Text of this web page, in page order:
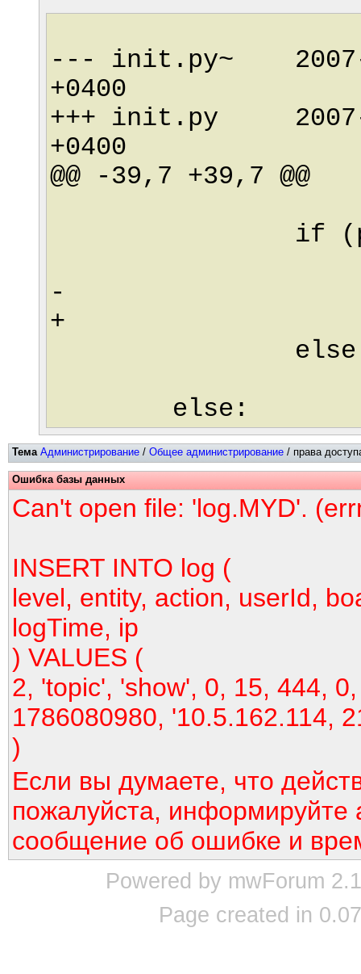
--- init.py~ 2007-
+0400
+++ init.py 2007-
+0400
@@ -39,7 +39,7 @@
if (pid
-
+
else:
Тема Администрирование / Общее администрирование / права
Ошибка базы данных
Can't open file: 'log.MYD'.
INSERT INTO log (
level, entity, action, userId,
logTime, ip
) VALUES (
2, 'topic', 'show', 0, 15, 444,
1786080980, '10.5.162.114,
)
Если вы думаете, что
пожалуйста, информируйте
сообщение об ошибке и
Powered by mwForum
Page created in